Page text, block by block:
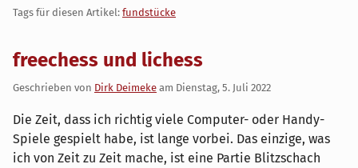
Tags für diesen Artikel: fundstücke
freechess und lichess
Geschrieben von Dirk Deimeke am Dienstag, 5. Juli 2022
Die Zeit, dass ich richtig viele Computer- oder Handy-
Spiele gespielt habe, ist lange vorbei. Das einzige, was
ich von Zeit zu Zeit mache, ist eine Partie Blitzschach